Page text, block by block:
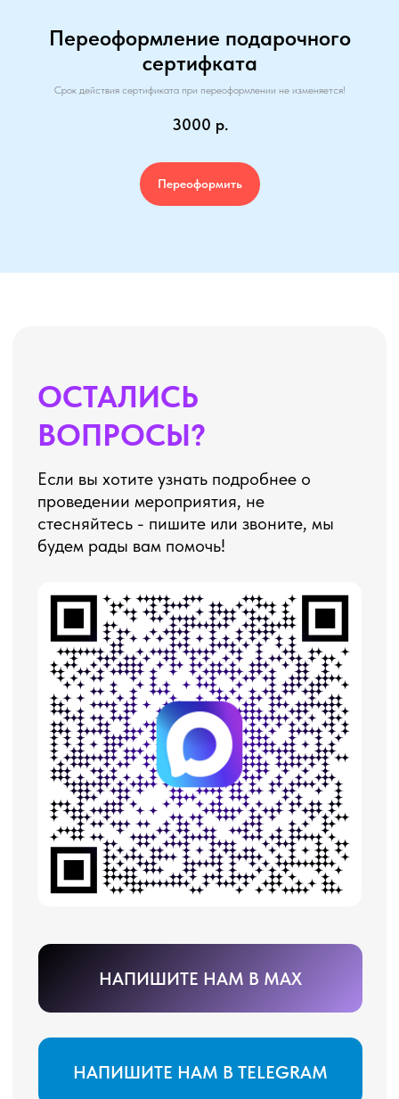
Переоформление подарочного
сертифката
Срок действия сертификата при переоформлении не изменяется!
3000 р.
Переоформить
НАПИШИТЕ НАМ В TELEGRAM